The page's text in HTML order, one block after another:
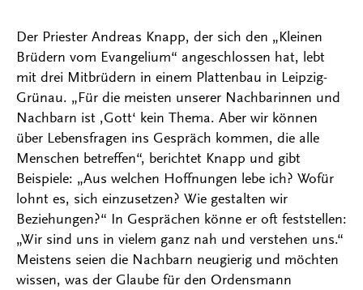
Der Priester Andreas Knapp, der sich den „Kleinen
Brüdern vom Evangelium“ angeschlossen hat, lebt
mit drei Mitbrüdern in einem Plattenbau in Leipzig-
Grünau. „Für die meisten unserer Nachbarinnen und
Nachbarn ist ‚Gott‘ kein Thema. Aber wir können
über Lebensfragen ins Gespräch kommen, die alle
Menschen betreffen“, berichtet Knapp und gibt
Beispiele: „Aus welchen Hoffnungen lebe ich? Wofür
lohnt es, sich einzusetzen? Wie gestalten wir
Beziehungen?“ In Gesprächen könne er oft feststellen:
„Wir sind uns in vielem ganz nah und verstehen uns.“
Meistens seien die Nachbarn neugierig und möchten
wissen, was der Glaube für den Ordensmann